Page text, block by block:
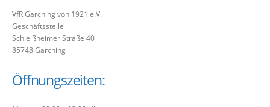
VfR Garching von 1921 e.V.
Geschäftsstelle
Schleißheimer Straße 40
85748 Garching
Öffnungszeiten: